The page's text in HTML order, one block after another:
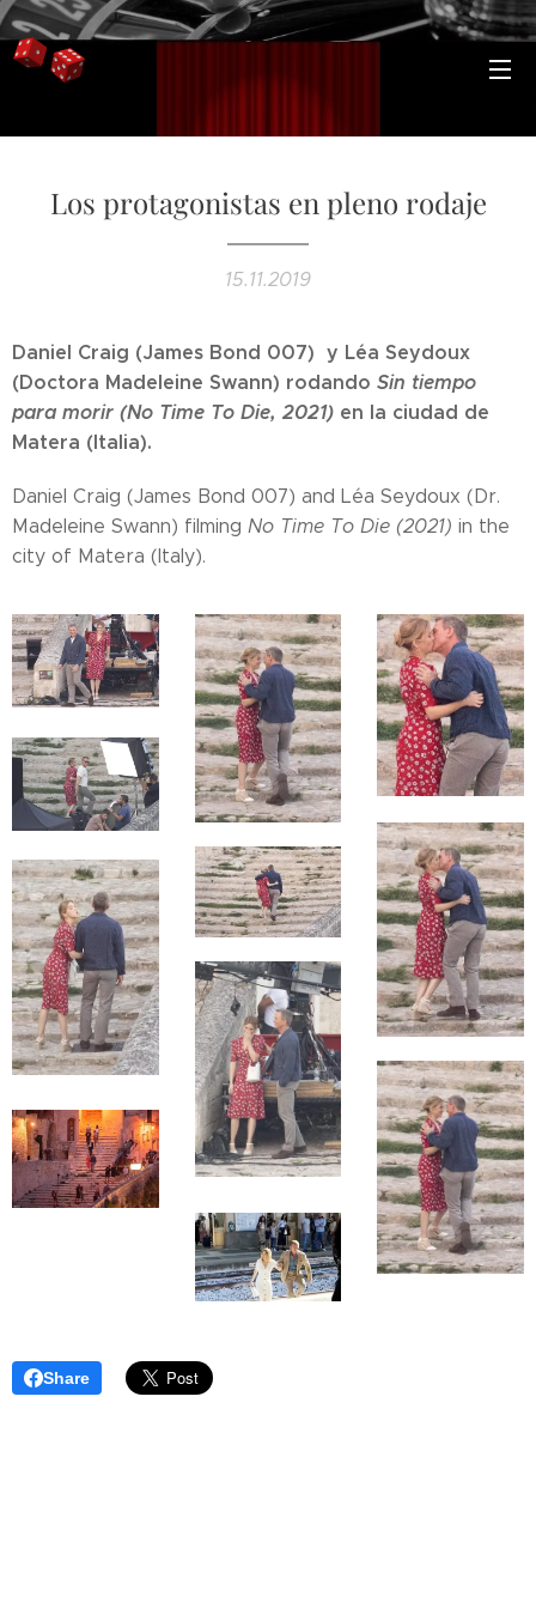
Los protagonistas en pleno rodaje
15.11.2019
Daniel Craig (James Bond 007) y Léa Seydoux
(Doctora Madeleine Swann) rodando Sin tiempo
para morir (No Time To Die, 2021) en la ciudad de
Matera (Italia).
Daniel Craig (James Bond 007) and Léa Seydoux (Dr.
Madeleine Swann) filming No Time To Die (2021) in the
city of Matera (Italy).
Share